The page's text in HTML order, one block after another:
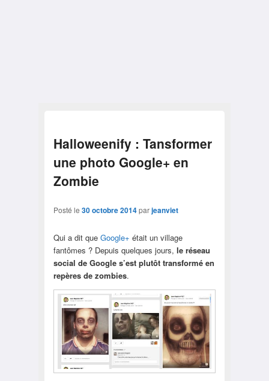
Halloweenify : Tansformer
une photo Google+ en
Zombie
Posté le 30 octobre 2014parjeanviet
Qui a dit que Google+ était un village
fantômes ? Depuis quelques jours, le réseau
social de Google s’est plutôt transformé en
repères de zombies.